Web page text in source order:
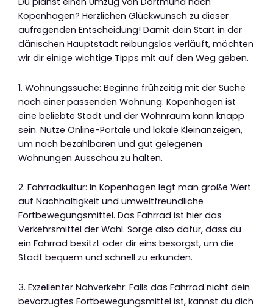
Kopenhagen? Herzlichen Glückwunsch zu dieser
aufregenden Entscheidung! Damit dein Start in der
dänischen Hauptstadt reibungslos verläuft, möchten
wir dir einige wichtige Tipps mit auf den Weg geben.
1. Wohnungssuche: Beginne frühzeitig mit der Suche
nach einer passenden Wohnung. Kopenhagen ist
eine beliebte Stadt und der Wohnraum kann knapp
sein. Nutze Online-Portale und lokale Kleinanzeigen,
um nach bezahlbaren und gut gelegenen
Wohnungen Ausschau zu halten.
2. Fahrradkultur: In Kopenhagen legt man große Wert
auf Nachhaltigkeit und umweltfreundliche
Fortbewegungsmittel. Das Fahrrad ist hier das
Verkehrsmittel der Wahl. Sorge also dafür, dass du
ein Fahrrad besitzt oder dir eins besorgst, um die
Stadt bequem und schnell zu erkunden.
3. Exzellenter Nahverkehr: Falls das Fahrrad nicht dein
bevorzugtes Fortbewegungsmittel ist, kannst du dich